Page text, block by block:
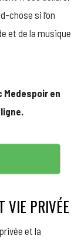
chose si l’on
et de la musique
en
VIE PRIVÉE
et la